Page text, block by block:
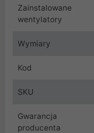
Zainstalowane
wentylatory
Wymiary
Kod
SKU
Gwarancja
producenta